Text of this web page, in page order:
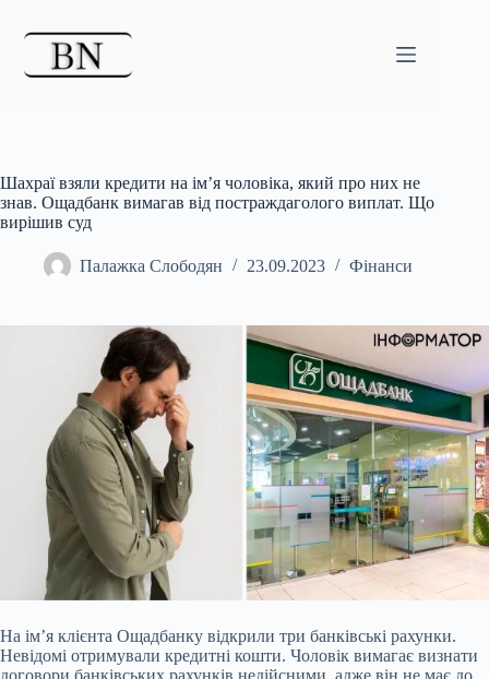
Шахраї взяли кредити на ім’я чоловіка, який про них не
знав. Ощадбанк вимагав від постраждаголого виплат. Що
вирішив суд
Палажка Слободян 23.09.2023 Фінанси
На ім’я клієнта Ощадбанку відкрили три банківські рахунки.
Невідомі отримували кредитні кошти. Чоловік вимагає визнати
договори банківських рахунків недійсними, адже він не має до